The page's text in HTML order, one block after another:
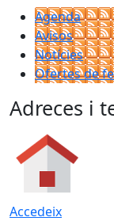
Agenda
Avisos
Notícies
Ofertes de
Adreces i
Accedeix